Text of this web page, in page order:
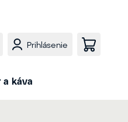
Prihlásenie
a káva